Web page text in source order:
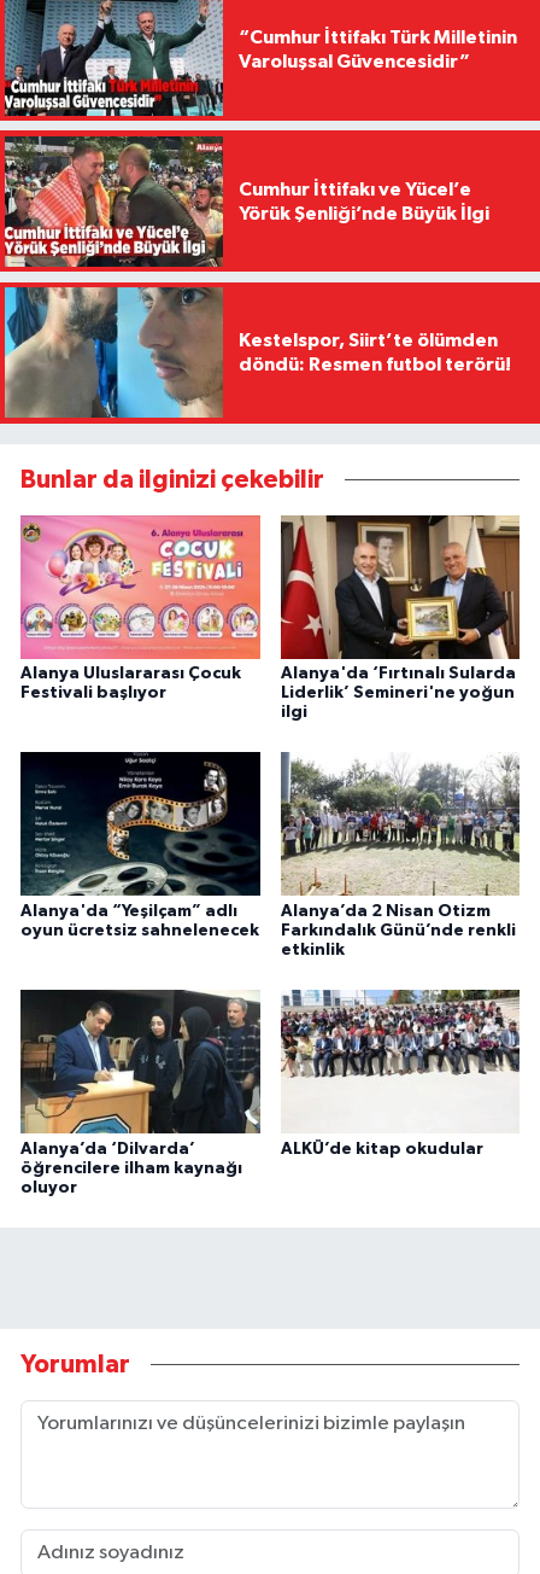
“Cumhur İttifakı Türk Milletinin
Varoluşsal Güvencesidir”
Cumhur İttifakı ve Yücel’e
Yörük Şenliği’nde Büyük İlgi
Kestelspor, Siirt’te ölümden
döndü: Resmen futbol terörü!
Bunlar da ilginizi çekebilir
Alanya Uluslararası Çocuk
Festivali başlıyor
Alanya'da ‘Fırtınalı Sularda
Liderlik’ Semineri'ne yoğun
ilgi
Alanya'da “Yeşilçam” adlı
oyun ücretsiz sahnelenecek
Alanya’da 2 Nisan Otizm
Farkındalık Günü’nde renkli
etkinlik
Alanya’da ‘Dilvarda’
öğrencilere ilham kaynağı
oluyor
ALKÜ’de kitap okudular
Yorumlar